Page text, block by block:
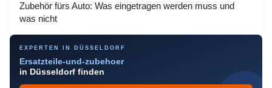
Zubehör fürs Auto: Was eingetragen werden muss und
was nicht
EXPERTEN IN DÜSSELDORF
Ersatzteile-und-zubehoer
in Düsseldorf finden